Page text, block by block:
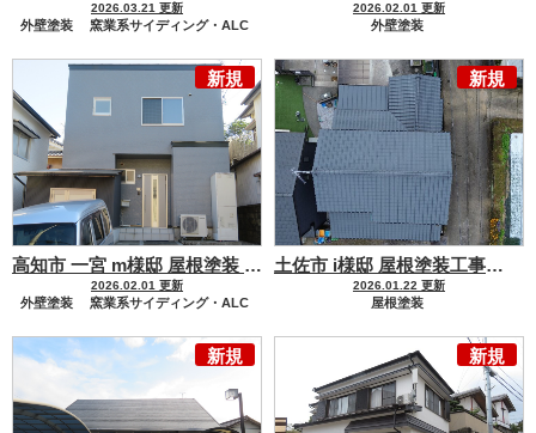
2026.03.21 更新
外壁塗装
窯業系サイディング・ALC
屋根リフォーム工事
屋根カバー工法
スーパーガルテクト
2026.02.01 更新
外壁塗装
屋根塗装
金属屋根
新規
高知市 一宮 m様邸 屋根塗装 外壁塗装工事 アレスダイナミッ
2026.02.01 更新
外壁塗装
窯業系サイディング・ALC
新規
土佐市 i様邸 屋根塗装工事
2026.01.22 更新
屋根塗装
金属屋根
新規 新規